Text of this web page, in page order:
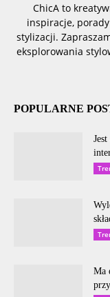
ChicA to
inspiracje,
stylizacji.
eksplorowania
POPULARNE
Ma